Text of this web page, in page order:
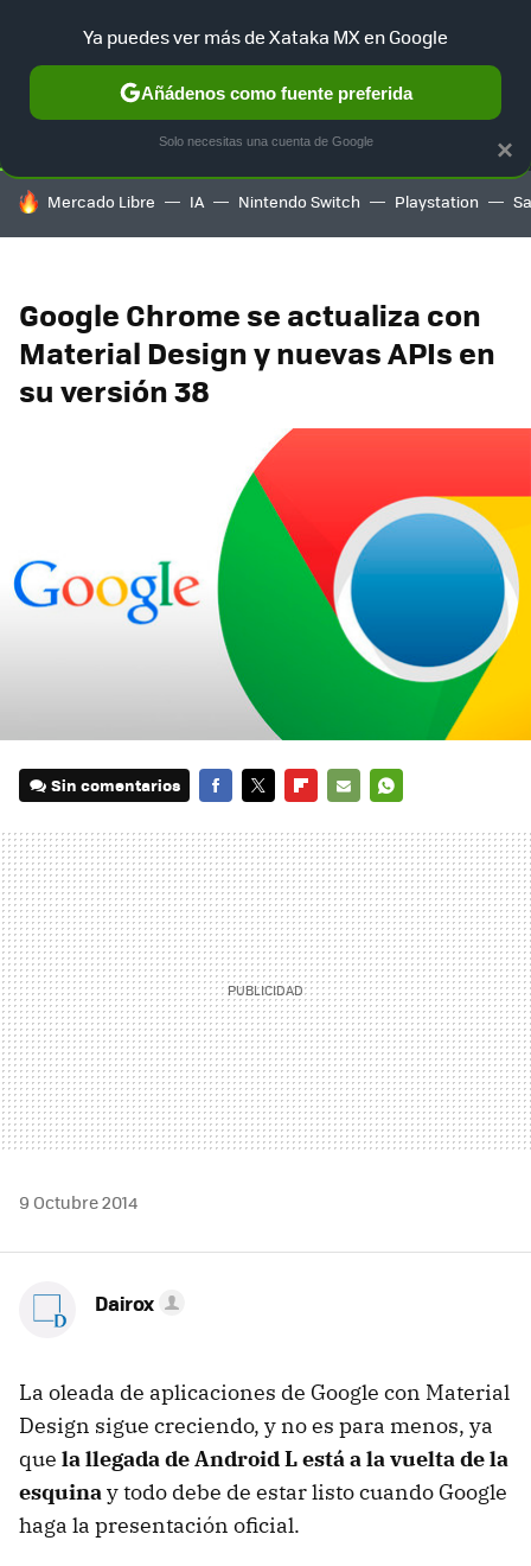
SELECCIÓN GAMING HOME AUTO TERRITORIO
HOY SE HABLA DE
Mercado Libre IA Nintendo Switch Playstation
Google Chrome se actualiza con
Material Design y nuevas APIs en
su versión 38
Sin comentarios
MAIL
9 Octubre 2014
Dairox
La oleada de aplicaciones de Google con Material
Design sigue creciendo, y no es para menos, ya
que la llegada de Android L está a la vuelta de la
esquinay todo debe de estar listo cuando Google
haga la presentación oficial.
×
Ya puedes ver más de Xataka MX en Google
Añádenos como fuente preferida
Solo necesitas una cuenta de Google